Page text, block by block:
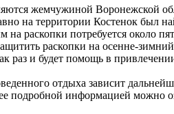
жемчужиной Воронежской
на территории Костенок был
раскопки потребуется около
раскопки на осенне-
раз и будет помощь в
отдыха зависит
подробной информацией можно